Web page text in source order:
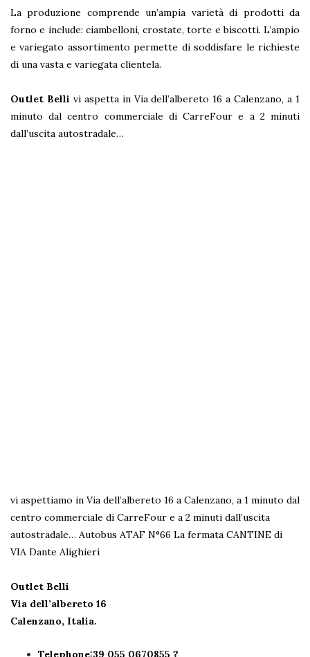
La produzione comprende un’ampia varietà di prodotti da
forno e include: ciambelloni, crostate, torte e biscotti. L’ampio
e variegato assortimento permette di soddisfare le richieste
di una vasta e variegata clientela.
Outlet Belli vi aspetta in Via dell’albereto 16 a Calenzano, a 1
minuto dal centro commerciale di CarreFour e a 2 minuti
dall’uscita autostradale…
vi aspettiamo in Via dell’albereto 16 a Calenzano, a 1 minuto dal
centro commerciale di CarreFour e a 2 minuti dall’uscita
autostradale… Autobus ATAF N°66 La fermata CANTINE di
VIA Dante Alighieri
Outlet Belli
Via dell’albereto 16
Calenzano, Italia.
Telephone:39 055 0670855 ?